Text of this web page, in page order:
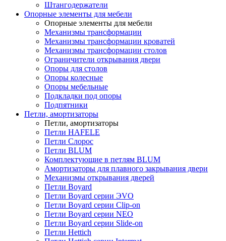
Штангодержатели
Опорные элементы для мебели
Опорные элементы для мебели
Механизмы трансформации
Механизмы трансформации кроватей
Механизмы трансформации столов
Ограничители открывания двери
Опоры для столов
Опоры колесные
Опоры мебельные
Подкладки под опоры
Подпятники
Петли, амортизаторы
Петли, амортизаторы
Петли HAFELE
Петли Слорос
Петли BLUM
Комплектующие в петлям BLUM
Амортизаторы для плавного закрывания двери
Механизмы открывания дверей
Петли Boyard
Петли Boyard серии ЭVO
Петли Boyard серии Clip-on
Петли Boyard серии NEO
Петли Boyard серии Slide-on
Петли Hettich